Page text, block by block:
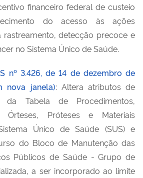
financeiro federal de custeio
do acesso às ações
rastreamento, detecção precoce e
no Sistema Único de Saúde.
nº 3.426, de 14 de dezembro de
nova janela): Altera atributos de
da Tabela de Procedimentos,
Órteses, Próteses e Materiais
Único de Saúde (SUS) e
do Bloco de Manutenção das
Públicos de Saúde - Grupo de
a ser incorporado ao limite